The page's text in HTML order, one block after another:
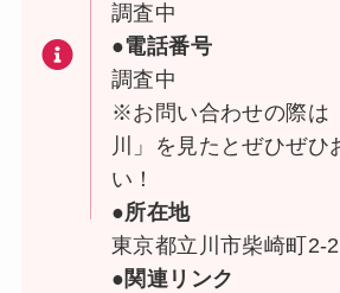
調査中
●電話番号
調査中
※お問い合わせの際は
川」を見たとぜひぜひ
い！
●所在地
東京都立川市柴崎町2-
●関連リンク